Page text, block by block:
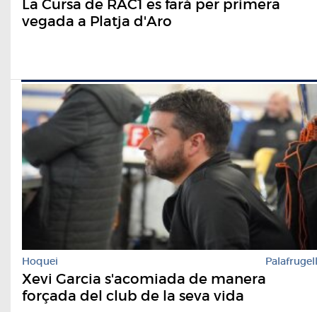
La Cursa de RAC1 es farà per primera
vegada a Platja d'Aro
Hoquei Palafrugell
Xevi Garcia s'acomiada de manera
forçada del club de la seva vida